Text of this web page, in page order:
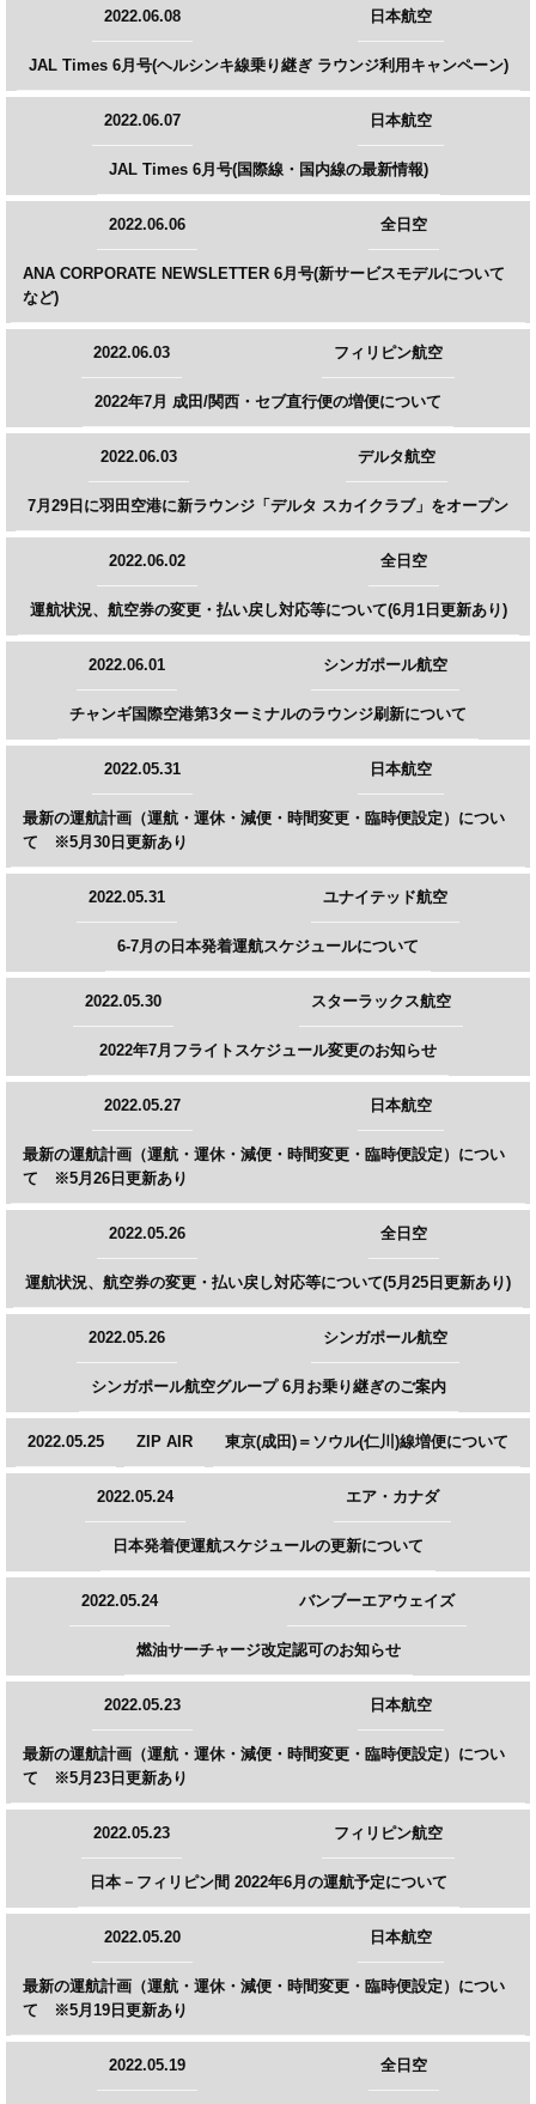
2022.06.08 日本航空
JAL Times 6月号(ヘルシンキ線乗り継ぎ ラウンジ利用キャンペーン)
2022.06.07 日本航空
JAL Times 6月号(国際線・国内線の最新情報)
2022.06.06 全日空
ANA CORPORATE NEWSLETTER 6月号(新サービスモデルについて
など)
2022.06.03 フィリピン航空
2022年7月 成田/関西・セブ直行便の増便について
2022.06.03 デルタ航空
7月29日に羽田空港に新ラウンジ「デルタ スカイクラブ」をオープン
2022.06.02 全日空
運航状況、航空券の変更・払い戻し対応等について(6月1日更新あり)
2022.06.01 シンガポール航空
チャンギ国際空港第3ターミナルのラウンジ刷新について
2022.05.31 日本航空
最新の運航計画（運航・運休・減便・時間変更・臨時便設定）につい
て ※5月30日更新あり
2022.05.31 ユナイテッド航空
6-7月の日本発着運航スケジュールについて
2022.05.30 スターラックス航空
2022年7月フライトスケジュール変更のお知らせ
2022.05.27 日本航空
最新の運航計画（運航・運休・減便・時間変更・臨時便設定）につい
て ※5月26日更新あり
2022.05.26 全日空
運航状況、航空券の変更・払い戻し対応等について(5月25日更新あり)
2022.05.26 シンガポール航空
シンガポール航空グループ 6月お乗り継ぎのご案内
2022.05.25 ZIP AIR 東京(成田)＝ソウル(仁川)線増便について
2022.05.24 エア・カナダ
日本発着便運航スケジュールの更新について
2022.05.24 バンブーエアウェイズ
燃油サーチャージ改定認可のお知らせ
2022.05.23 日本航空
最新の運航計画（運航・運休・減便・時間変更・臨時便設定）につい
て ※5月23日更新あり
2022.05.23 フィリピン航空
日本－フィリピン間 2022年6月の運航予定について
2022.05.20 日本航空
最新の運航計画（運航・運休・減便・時間変更・臨時便設定）につい
て ※5月19日更新あり
2022.05.19 全日空